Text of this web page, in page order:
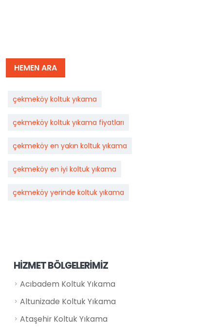
HEMEN ARA
çekmeköy koltuk yıkama
çekmeköy koltuk yıkama fiyatları
çekmeköy en yakın koltuk yıkama
çekmeköy en iyi koltuk yıkama
çekmeköy yerinde koltuk yıkama
HİZMET BÖLGELERİMİZ
Acıbadem Koltuk Yıkama
Altunizade Koltuk Yıkama
Ataşehir Koltuk Yıkama